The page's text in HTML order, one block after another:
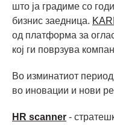
што ја градиме со
бизнис заедница.
од платформа за
кој ги поврзува
Во изминатиот
во иновации и нови
HR scanner -